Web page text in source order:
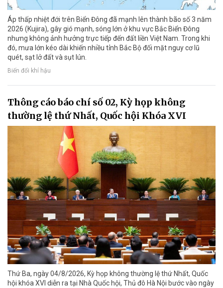
Áp thấp nhiệt đới trên Biển Đông đã mạnh lên thành bão số 3 năm
2026 (Kujira), gây gió mạnh, sóng lớn ở khu vực Bắc Biển Đông
nhưng không ảnh hưởng trực tiếp đến đất liền Việt Nam. Trong khi
đó, mưa lớn kéo dài khiến nhiều tỉnh Bắc Bộ đối mặt nguy cơ lũ
quét, sạt lở đất và sụt lún.
Biến đổi khí hậu
Thông cáo báo chí số 02, Kỳ họp không
thường lệ thứ Nhất, Quốc hội Khóa XVI
Thứ Ba, ngày 04/8/2026, Kỳ họp không thường lệ thứ Nhất, Quốc
hội khóa XVI diễn ra tại Nhà Quốc hội, Thủ đô Hà Nội bước vào ngày